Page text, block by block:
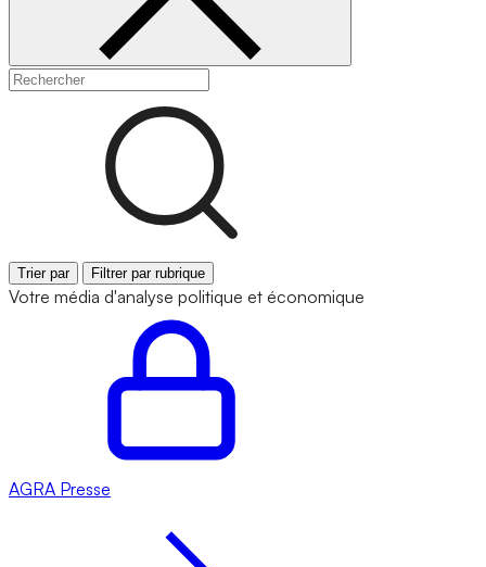
Trier par Filtrer par rubrique
Votre média d'analyse politique et économique
AGRA Presse